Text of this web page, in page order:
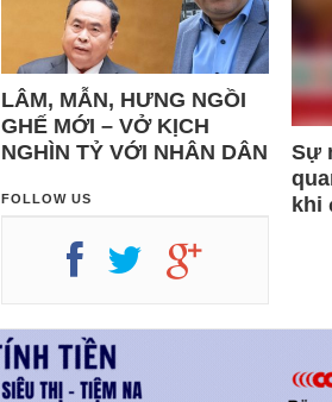
LÂM, MẪN, HƯNG NGỒI
GHẾ MỚI – VỞ KỊCH
NGHÌN TỶ VỚI NHÂN DÂN
FOLLOW US
Sự
khi